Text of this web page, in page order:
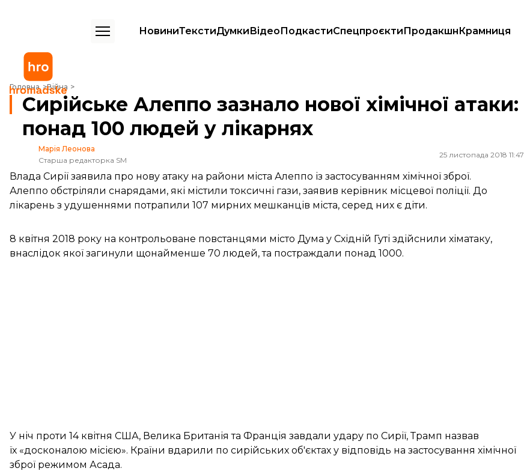
НовиниТекстиДумкиВідеоПодкастиСпецпроєктиПродакшнКрамниця
Головна Війна
Сирійське Алеппо зазнало нової хімічної атаки: понад 100 людей у лікарнях
Сирійське Алеппо зазнало нової хімічної атаки:
понад 100 людей у лікарнях
Марія Леонова
Старша редакторка SM
25 листопада 2018 11:47
Влада Сирії заявила про нову атаку на райони міста Алеппо із застосуванням хімічної зброї.
Алеппо обстріляли снарядами, які містили токсичні гази, заявив керівник місцевої поліції. До
лікарень з удушеннями потрапили 107 мирних мешканців міста, серед них є діти.
8 квітня 2018 року на контрольоване повстанцями місто Дума у Східній Гуті здійснили хіматаку,
внаслідок якої загинули щонайменше 70 людей, та постраждали понад 1000.
У ніч проти 14 квітня США, Велика Британія та Франція завдали удару по Сирії, Трамп назвав
їх «досконалою місією». Країни вдарили по сирійських об'єктах у відповідь на застосування хімічної
зброї режимом Асада.